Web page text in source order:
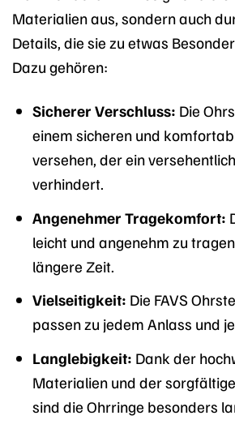
Materialien aus, sondern auch
Details, die sie zu etwas
Dazu gehören:
Sicherer Verschluss: Die
einem sicheren und
versehen, der ein
verhindert.
Angenehmer Tragekomfort:
leicht und angenehm zu
längere Zeit.
Vielseitigkeit: Die FAVS
passen zu jedem Anlass und
Langlebigkeit: Dank der
Materialien und der
sind die Ohrringe besonders